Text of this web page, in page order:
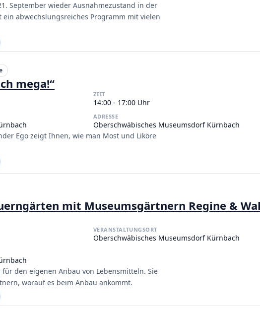
September wieder Ausnahmezustand in der
abwechslungsreiches Programm mit vielen
mega!“
ZEIT
14:00 - 17:00 Uhr
ADRESSE
Oberschwäbisches Museumsdorf Kürnbach
Ego zeigt Ihnen, wie man Most und Liköre
mit Museumsgärtnern Regine &
VERANSTALTUNGSORT
Oberschwäbisches Museumsdorf Kürnbach
den eigenen Anbau von Lebensmitteln. Sie
worauf es beim Anbau ankommt.